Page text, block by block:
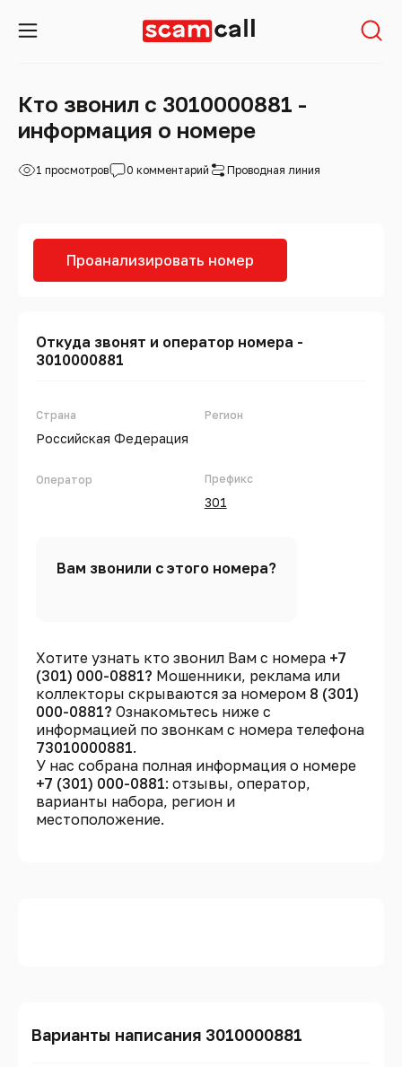
Кто звонил с 3010000881 -
информация о номере
1 просмотров 0 комментарий Проводная линия
Проанализировать номер
Откуда звонят и оператор номера -
3010000881
Страна
Российская Федерация
Оператор
Регион
Префикс
301
Вам звонили с этого номера?
Хотите узнать кто звонил Вам с номера +7
(301) 000-0881? Мошенники, реклама или
коллекторы скрываются за номером 8 (301)
000-0881? Ознакомьтесь ниже с
информацией по звонкам с номера телефона
73010000881.
У нас собрана полная информация о номере
+7 (301) 000-0881: отзывы, оператор,
варианты набора, регион и
местоположение.
Варианты написания 3010000881